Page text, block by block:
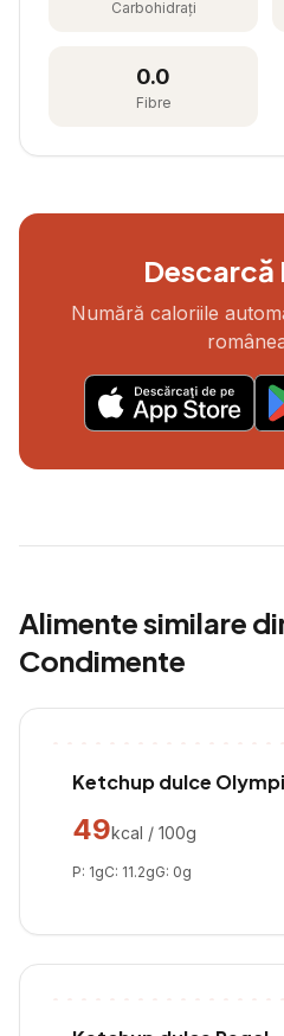
Carbohidrați
0.0
Fibre
Descarcă
Numără caloriile
Alimente similare
Condimente
Ketchup dulce
49kcal / 100g
P: 1gC: 11.2gG: 0g